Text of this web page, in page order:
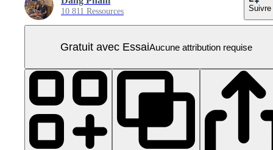
10 811 Ressources Suivre
Gratuit avec EssaiAucune attribution requise